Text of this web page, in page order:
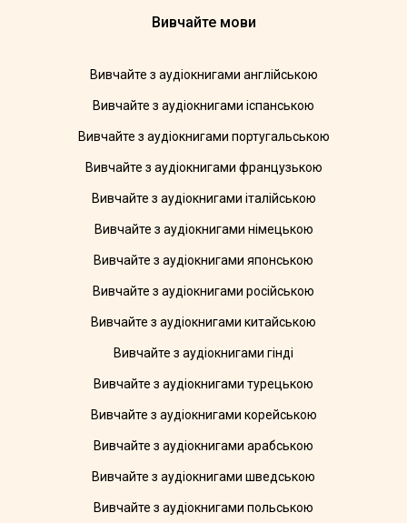
Вивчайте мови
Вивчайте з аудіокнигами англійською
Вивчайте з аудіокнигами іспанською
Вивчайте з аудіокнигами португальською
Вивчайте з аудіокнигами французькою
Вивчайте з аудіокнигами італійською
Вивчайте з аудіокнигами німецькою
Вивчайте з аудіокнигами японською
Вивчайте з аудіокнигами російською
Вивчайте з аудіокнигами китайською
Вивчайте з аудіокнигами гінді
Вивчайте з аудіокнигами турецькою
Вивчайте з аудіокнигами корейською
Вивчайте з аудіокнигами арабською
Вивчайте з аудіокнигами шведською
Вивчайте з аудіокнигами польською